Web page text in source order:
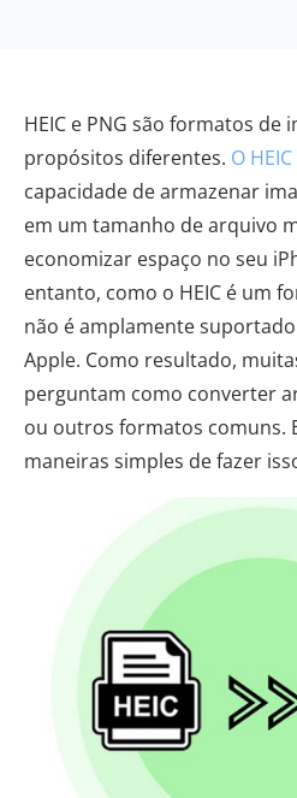
HEIC e PNG são formatos de
propósitos diferentes. O HEIC
capacidade de armazenar
em um tamanho de arquivo
economizar espaço no seu
entanto, como o HEIC é um
não é amplamente
Apple. Como resultado,
perguntam como converter
ou outros formatos comuns.
maneiras simples de fazer